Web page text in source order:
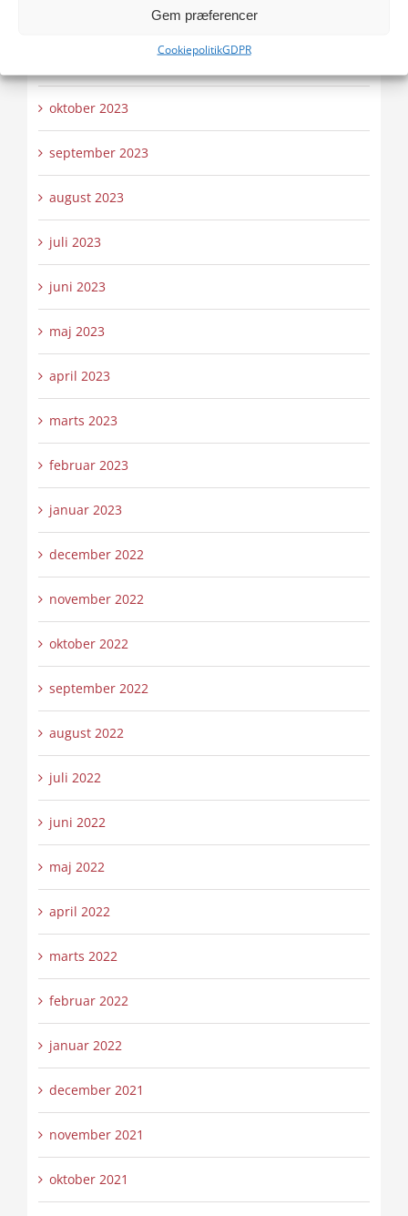
Gem præferencer
CookiepolitikGDPR
oktober 2023
september 2023
august 2023
juli 2023
juni 2023
maj 2023
april 2023
marts 2023
februar 2023
januar 2023
december 2022
november 2022
oktober 2022
september 2022
august 2022
juli 2022
juni 2022
maj 2022
april 2022
marts 2022
februar 2022
januar 2022
december 2021
november 2021
oktober 2021